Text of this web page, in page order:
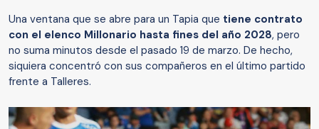
Una ventana que se abre para un Tapia que tiene contrato
con el elenco Millonario hasta fines del año 2028, pero
no suma minutos desde el pasado 19 de marzo. De hecho,
siquiera concentró con sus compañeros en el último partido
frente a Talleres.